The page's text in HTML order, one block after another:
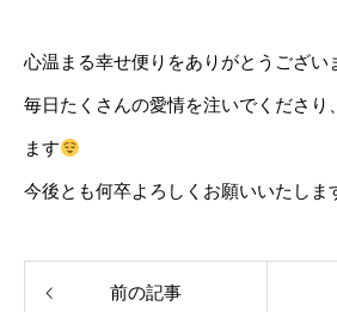
心温まる幸せ便りをありがとうござい
毎日たくさんの愛情を注いでくださり
ます
今後とも何卒よろしくお願いいたしま
前の記事